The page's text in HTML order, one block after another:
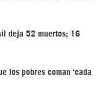
deja 52 muertos; 16
los pobres coman ‘cada